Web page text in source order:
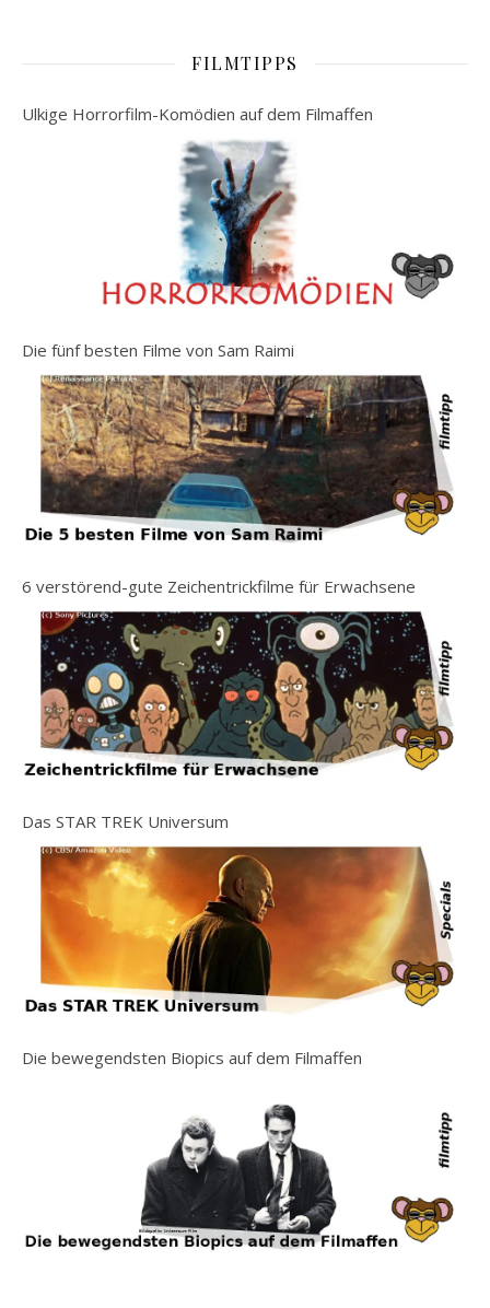
FILMTIPPS
Ulkige Horrorfilm-Komödien auf dem Filmaffen
Die fünf besten Filme von Sam Raimi
6 verstörend-gute Zeichentrickfilme für Erwachsene
Das STAR TREK Universum
Die bewegendsten Biopics auf dem Filmaffen